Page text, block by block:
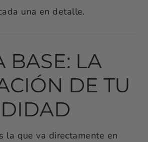
una en detalle.
BASE: LA
DE TU
la que va directamente en